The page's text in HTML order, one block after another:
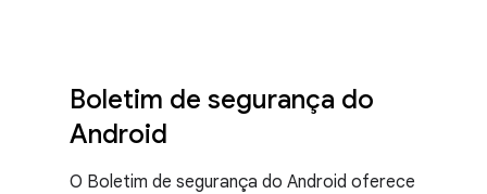
Boletim de segurança do
Android
O Boletim de segurança do Android oferece